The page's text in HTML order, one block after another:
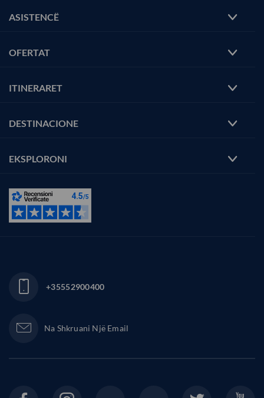
ASISTENCË
OFERTAT
ITINERARET
DESTINACIONE
EKSPLORONI
+35552900400
Na Shkruani Një Email